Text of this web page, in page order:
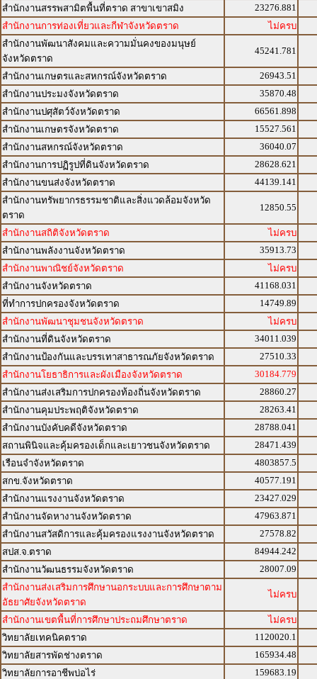
สำนักงานสรรพสามิตพื้นที่ตราด สาขาเขาสมิง
23276.881
สำนักงานการท่องเที่ยวและกีฬาจังหวัดตราด
ไม่ครบ
สำนักงานพัฒนาสังคมและความมั่นคงของมนุษย์
จังหวัดตราด
45241.781
สำนักงานเกษตรและสหกรณ์จังหวัดตราด
26943.51
สำนักงานประมงจังหวัดตราด
35870.48
สำนักงานปศุสัตว์จังหวัดตราด
66561.898
สำนักงานเกษตรจังหวัดตราด
15527.561
สำนักงานสหกรณ์จังหวัดตราด
36040.07
สำนักงานการปฏิรูปที่ดินจังหวัดตราด
28628.621
สำนักงานขนส่งจังหวัดตราด
44139.141
สำนักงานทรัพยากรธรรมชาติและสิ่งแวดล้อมจังหวัด
ตราด
12850.55
สำนักงานสถิติจังหวัดตราด
ไม่ครบ
สำนักงานพลังงานจังหวัดตราด
35913.73
สำนักงานพาณิชย์จังหวัดตราด
ไม่ครบ
สำนักงานจังหวัดตราด
41168.031
ที่ทำการปกครองจังหวัดตราด
14749.89
สำนักงานพัฒนาชุมชนจังหวัดตราด
ไม่ครบ
สำนักงานที่ดินจังหวัดตราด
34011.039
สำนักงานป้องกันและบรรเทาสาธารณภัยจังหวัดตราด
27510.33
สำนักงานโยธาธิการและผังเมืองจังหวัดตราด
30184.779
สำนักงานส่งเสริมการปกครองท้องถิ่นจังหวัดตราด
28860.27
สำนักงานคุมประพฤติจังหวัดตราด
28263.41
สำนักงานบังคับคดีจังหวัดตราด
28788.041
สถานพินิจและคุ้มครองเด็กและเยาวชนจังหวัดตราด
28471.439
เรือนจำจังหวัดตราด
4803857.5
สกข.จังหวัดตราด
40577.191
สำนักงานแรงงานจังหวัดตราด
23427.029
สำนักงานจัดหางานจังหวัดตราด
47963.871
สำนักงานสวัสดิการและคุ้มครองแรงงานจังหวัดตราด
27578.82
สปส.จ.ตราด
84944.242
สำนักงานวัฒนธรรมจังหวัดตราด
28007.09
สำนักงานส่งเสริมการศึกษานอกระบบและการศึกษาตาม
อัธยาศัยจังหวัดตราด
ไม่ครบ
สำนักงานเขตพื้นที่การศึกษาประถมศึกษาตราด
ไม่ครบ
วิทยาลัยเทคนิคตราด
1120020.1
วิทยาลัยสารพัดช่างตราด
165934.48
วิทยาลัยการอาชีพบ่อไร่
159683.19